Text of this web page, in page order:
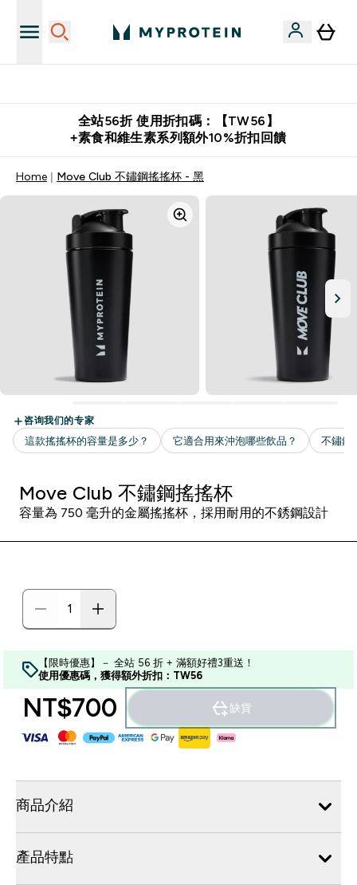
全站56折 使用折扣碼：【TW56】
+素食和維生素系列額外10%折扣回饋
Home Move Club 不鏽鋼搖搖杯 - 黑
Move Club 不鏽鋼搖搖杯
容量為 750 毫升的金屬搖搖杯，採用耐用的不銹鋼設計
【限時優惠】－ 全站 56 折 + 滿額好禮3重送！
使用優惠碼，獲得額外折扣：TW56
NT$700‎ 缺貨
商品介紹
產品特點